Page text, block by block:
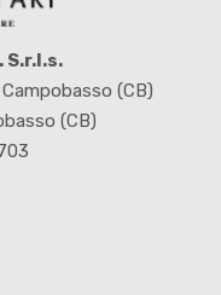
S.r.l.s.
(CB)
(CB)